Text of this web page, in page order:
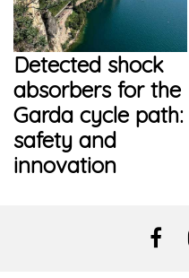
Detected shock
absorbers for the
Garda cycle path:
safety and
innovation